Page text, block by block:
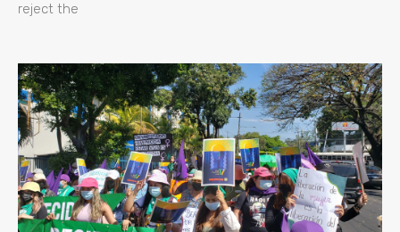
reject the